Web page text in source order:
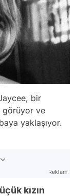
bir
görüyor ve
yaklaşıyor.
Reklam
kızın